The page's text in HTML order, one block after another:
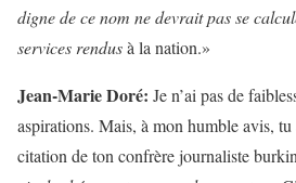
digne de ce nom ne devrait pas se
services rendusà la nation.»
Jean-Marie Doré: Je n’ai pas de
aspirations. Mais, à mon humble avis,
citation de ton confrère journaliste